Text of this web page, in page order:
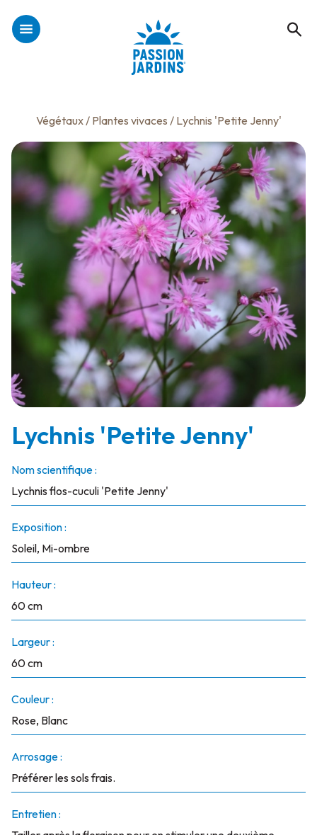
Végétaux/ Plantes vivaces / Lychnis 'Petite Jenny'
Lychnis 'Petite Jenny'
Nom scientifique :
Lychnis flos-cuculi 'Petite Jenny'
Exposition :
Soleil, Mi-ombre
Hauteur :
60 cm
Largeur :
60 cm
Couleur :
Rose, Blanc
Arrosage :
Préférer les sols frais.
Entretien :